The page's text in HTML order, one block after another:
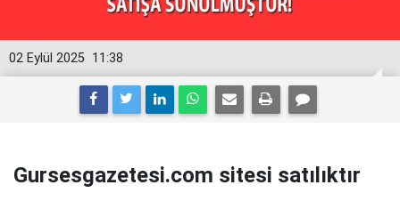
11:38
02 Eylül 2025
Gursesgazetesi.com sitesi satılıktır